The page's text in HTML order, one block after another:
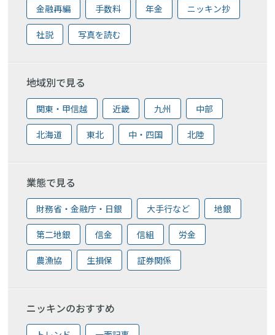
金融再編 手数料 年金 ニッキン抄
社説 写真を読む
地域別で見る
関東・甲信越 近畿 九州 中部
北海道 東北 中・四国 北陸
業態で見る
財務省・金融庁・日銀 大手行など 地銀
第二地銀 信金 信組 労金
農漁協 生損保 証券関係
ニッキンのおすすめ